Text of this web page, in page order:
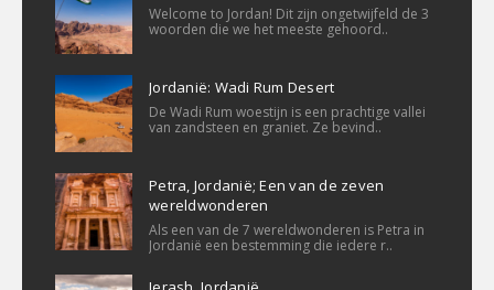
Welcome to Jordan! Dit zijn ongetwijfeld de 3
woorden die we het meeste gehoord..
Jordanië: Wadi Rum Desert
De Wadi Rum woestijn is een prachtige vallei
van zandsteen en graniet. Ze bevind..
Petra, Jordanië; Een van de zeven
wereldwonderen
Als een van de 7 wereldwonderen is Petra in
Jordanië een bestemming die iedere r..